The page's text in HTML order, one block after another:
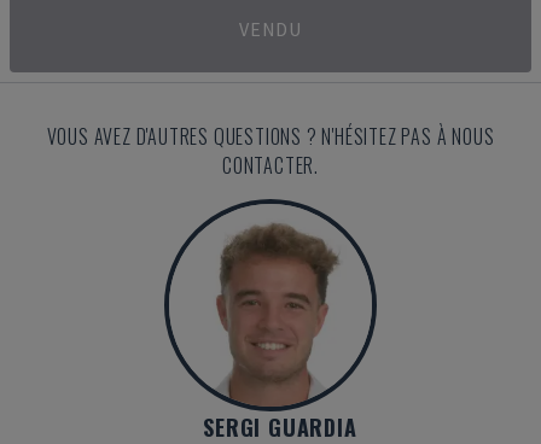
VENDU
VOUS AVEZ D'AUTRES QUESTIONS ? N'HÉSITEZ PAS À NOUS
CONTACTER.
SERGI GUARDIA